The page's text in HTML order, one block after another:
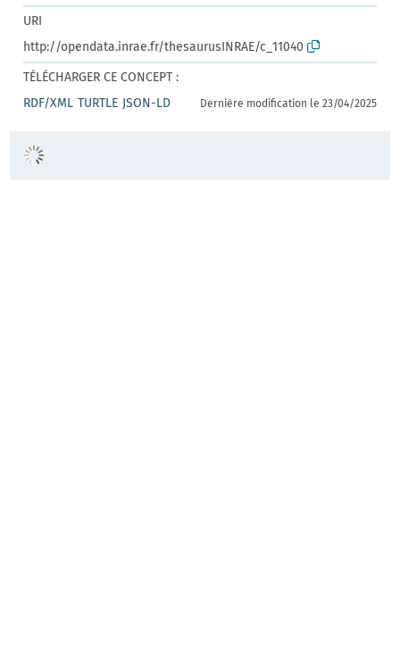
URI
http://opendata.inrae.fr/thesaurusINRAE/c_11040
TÉLÉCHARGER CE CONCEPT :
RDF/XML TURTLE JSON-LD Dernière modification le 23/04/2025